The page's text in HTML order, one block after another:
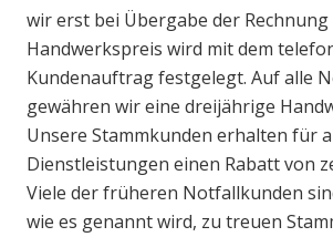
wir erst bei Übergabe der
Handwerkspreis wird mit dem
Kundenauftrag festgelegt. Auf alle
gewähren wir eine dreijährige
Unsere Stammkunden erhalten für
Dienstleistungen einen Rabatt von
Viele der früheren Notfallkunden
wie es genannt wird, zu treuen